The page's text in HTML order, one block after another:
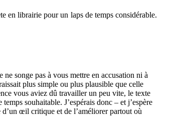
en librairie pour un laps de temps considérable.
songe pas à vous mettre en accusation ni à
plus simple ou plus plausible que celle
vous aviez dû travailler un peu vite, le texte
souhaitable. J’espérais donc – et j’espère
œil critique et de l’améliorer partout où